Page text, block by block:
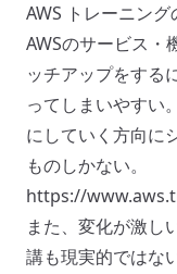
AWS トレーニング
AWSのサービス・
ッチアップをする
ってしまいやすい
にしていく方向に
ものしかない。
https://
また、変化が激し
講も現実的ではない